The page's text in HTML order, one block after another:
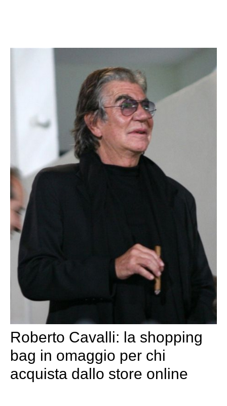
Roberto Cavalli: la shopping
bag in omaggio per chi
acquista dallo store online